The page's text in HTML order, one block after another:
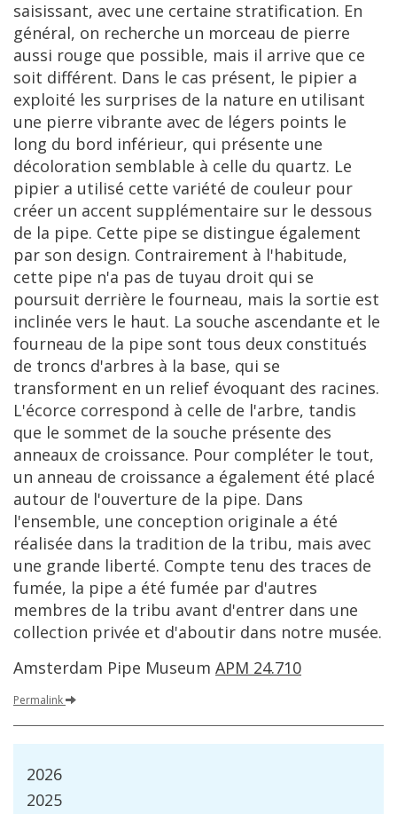
saisissant, avec une certaine stratification. En
général, on recherche un morceau de pierre
aussi rouge que possible, mais il arrive que ce
soit différent. Dans le cas présent, le pipier a
exploité les surprises de la nature en utilisant
une pierre vibrante avec de légers points le
long du bord inférieur, qui présente une
décoloration semblable à celle du quartz. Le
pipier a utilisé cette variété de couleur pour
créer un accent supplémentaire sur le dessous
de la pipe. Cette pipe se distingue également
par son design. Contrairement à l'habitude,
cette pipe n'a pas de tuyau droit qui se
poursuit derrière le fourneau, mais la sortie est
inclinée vers le haut. La souche ascendante et le
fourneau de la pipe sont tous deux constitués
de troncs d'arbres à la base, qui se
transforment en un relief évoquant des racines.
L'écorce correspond à celle de l'arbre, tandis
que le sommet de la souche présente des
anneaux de croissance. Pour compléter le tout,
un anneau de croissance a également été placé
autour de l'ouverture de la pipe. Dans
l'ensemble, une conception originale a été
réalisée dans la tradition de la tribu, mais avec
une grande liberté. Compte tenu des traces de
fumée, la pipe a été fumée par d'autres
membres de la tribu avant d'entrer dans une
collection privée et d'aboutir dans notre musée.
Amsterdam Pipe Museum APM 24.710
Permalink
2026
2025